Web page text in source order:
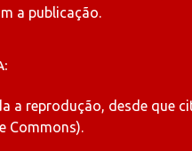
a publicação.
a reprodução, desde que
Commons).